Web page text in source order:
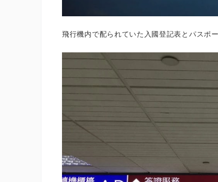
飛行機内で配られていた入國登記表とパスポ